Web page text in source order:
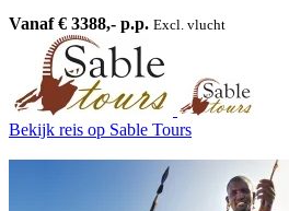
Vanaf € 3388,- p.p. Excl. vlucht
Bekijk reis op Sable Tours